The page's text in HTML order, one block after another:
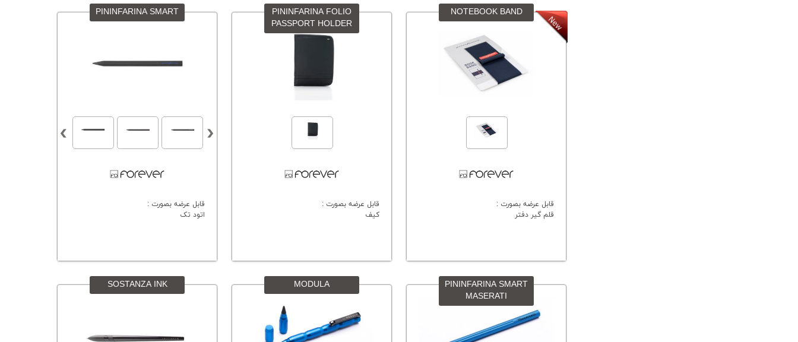
NOTEBOOK BAND
قابل عرضه بصورت :
قلم گیر دفتر
PININFARINA FOLIO
PASSPORT HOLDER
قابل عرضه بصورت :
کیف
PININFARINA SMART
قابل عرضه بصورت :
اتود تک
PININFARINA SMART
MASERATI
MODULA
SOSTANZA INK